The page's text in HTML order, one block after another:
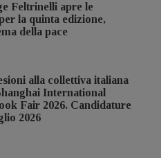
Feltrinelli apre le
la quinta edizione,
della pace
alla collettiva italiana
International
Fair 2026. Candidature
2026